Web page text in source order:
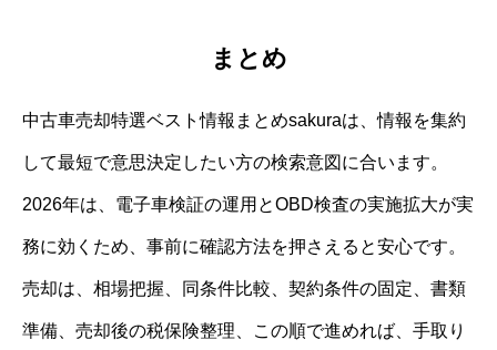
まとめ
中古車売却特選ベスト情報まとめsakuraは、情報を集約
して最短で意思決定したい方の検索意図に合います。
2026年は、電子車検証の運用とOBD検査の実施拡大が実
務に効くため、事前に確認方法を押さえると安心です。
売却は、相場把握、同条件比較、契約条件の固定、書類
準備、売却後の税保険整理、この順で進めれば、手取り